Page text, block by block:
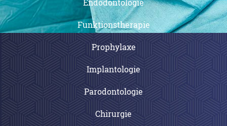
Endodontologie
Funktionstherapie
Prophylaxe
Implantologie
Parodontologie
Chirurgie